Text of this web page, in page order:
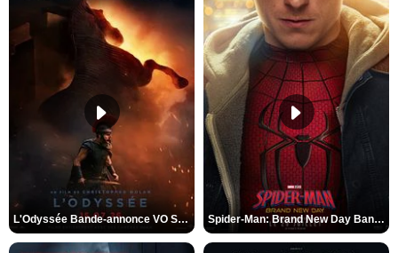
L'Odyssée Bande-annonce VO STFR Spider-Man: Brand New Day Bande-annonce VO STFR